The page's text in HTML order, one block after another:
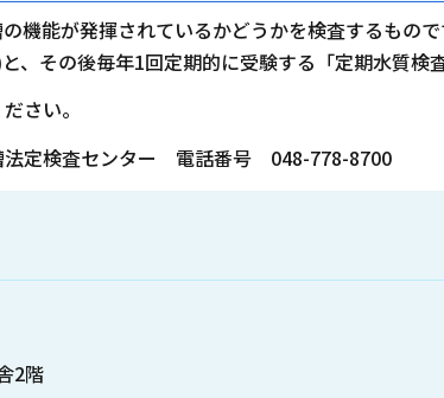
機能が発揮されているかどうかを検査するもの
その後毎年1回定期的に受験する「定期水質検
さい。
定検査センター 電話番号 048-778-8700
2階